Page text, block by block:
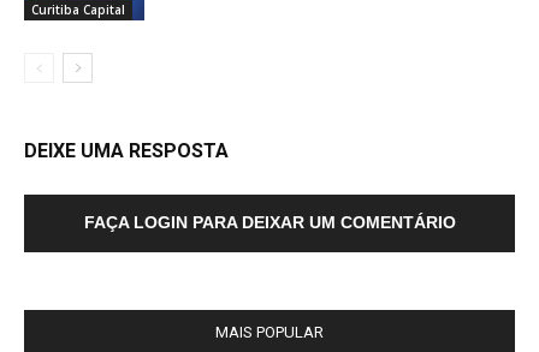
Curitiba Capital
DEIXE UMA RESPOSTA
FAÇA LOGIN PARA DEIXAR UM COMENTÁRIO
MAIS POPULAR